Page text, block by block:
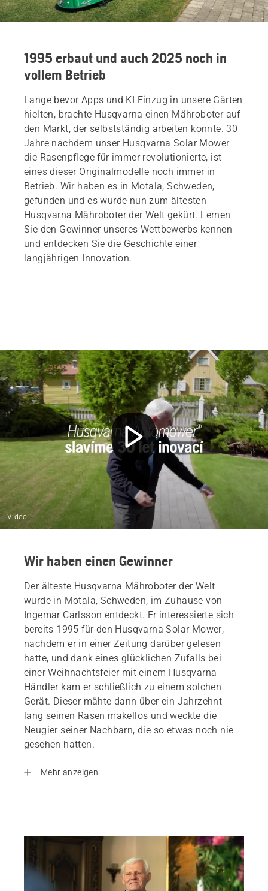
1995 erbaut und auch 2025 noch in
vollem Betrieb
Lange bevor Apps und KI Einzug in unsere Gärten
hielten, brachte Husqvarna einen Mähroboter auf
den Markt, der selbstständig arbeiten konnte. 30
Jahre nachdem unser Husqvarna Solar Mower
die Rasenpflege für immer revolutionierte, ist
eines dieser Originalmodelle noch immer in
Betrieb. Wir haben es in Motala, Schweden,
gefunden und es wurde nun zum ältesten
Husqvarna Mähroboter der Welt gekürt. Lernen
Sie den Gewinner unseres Wettbewerbs kennen
und entdecken Sie die Geschichte einer
langjährigen Innovation.
Video
Wir haben einen Gewinner
Der älteste Husqvarna Mähroboter der Welt
wurde in Motala, Schweden, im Zuhause von
Ingemar Carlsson entdeckt. Er interessierte sich
bereits 1995 für den Husqvarna Solar Mower,
nachdem er in einer Zeitung darüber gelesen
hatte, und dank eines glücklichen Zufalls bei
einer Weihnachtsfeier mit einem Husqvarna-
Händler kam er schließlich zu einem solchen
Gerät. Dieser mähte dann über ein Jahrzehnt
lang seinen Rasen makellos und weckte die
Neugier seiner Nachbarn, die so etwas noch nie
gesehen hatten.
Mehr anzeigen